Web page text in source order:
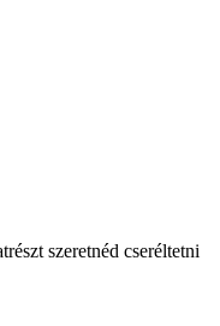
szeretnéd cseréltetni